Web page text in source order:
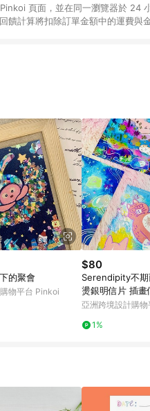
頁面，並在同一瀏覽器於 24
饋計算將扣除訂單金額中的運費與
v4.6.0 / iOS v4.1.5 以上才具贈
LINE 購物前往 Pinkoi 頁面後才首
的聚會
物平台 Pinkoi
$80
Serendipity不期
燙銀明信片 插畫
亞洲跨境設計購
1%